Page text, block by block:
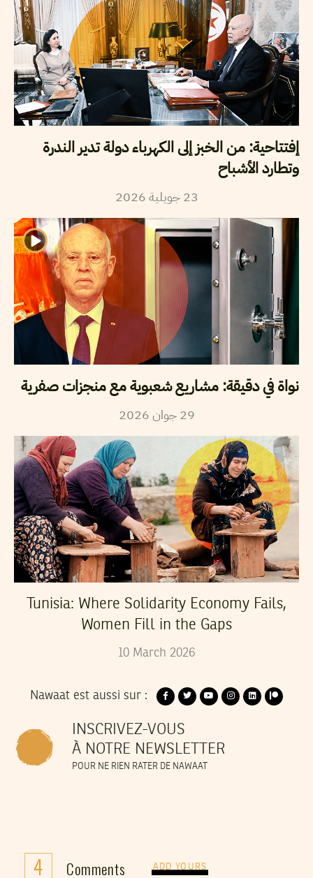
إفتتاحية: من الخبز إلى الكهرباء دولة تدير الندرة
وتطارد الأشباح
23 جويلية2026
نواة في دقيقة: مشاريع شعبوية مع منجزات صفرية
29 جوان2026
Tunisia: Where Solidarity Economy Fails,
Women Fill in the Gaps
10 March 2026
Nawaat est aussi sur :
INSCRIVEZ-VOUS
À NOTRE NEWSLETTER
POUR NE RIEN RATER DE NAWAAT
4 Comments ADD YOURS